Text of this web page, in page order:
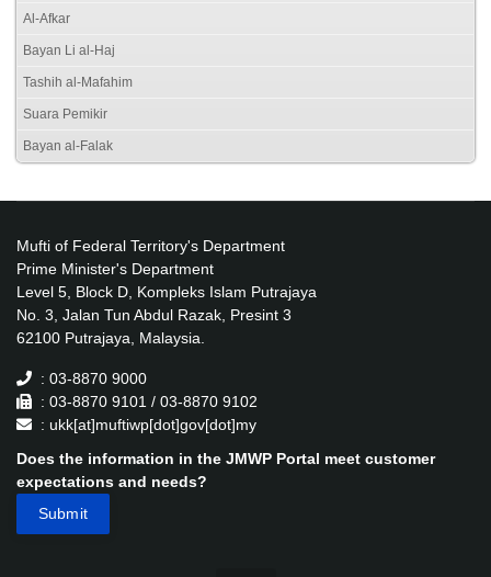
Al-Afkar
Bayan Li al-Haj
Tashih al-Mafahim
Suara Pemikir
Bayan al-Falak
Mufti of Federal Territory's Department
Prime Minister's Department
Level 5, Block D, Kompleks Islam Putrajaya
No. 3, Jalan Tun Abdul Razak, Presint 3
62100 Putrajaya, Malaysia.
: 03-8870 9000
: 03-8870 9101 / 03-8870 9102
: ukk[at]muftiwp[dot]gov[dot]my
Does the information in the JMWP Portal meet customer
expectations and needs?